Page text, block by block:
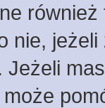
nie,
Jeżeli